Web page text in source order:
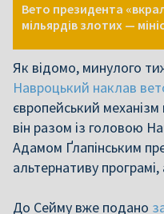
Вето президента
мільярдів злотих —
Як відомо, минулого
Навроцький наклав
європейський
він разом із головою
Адамом Ґлапінським
альтернативу
До Сейму вже подано